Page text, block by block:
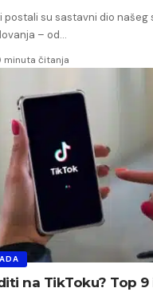
postali su sastavni dio
– od…
minuta čitanja
na TikToku? Top 9